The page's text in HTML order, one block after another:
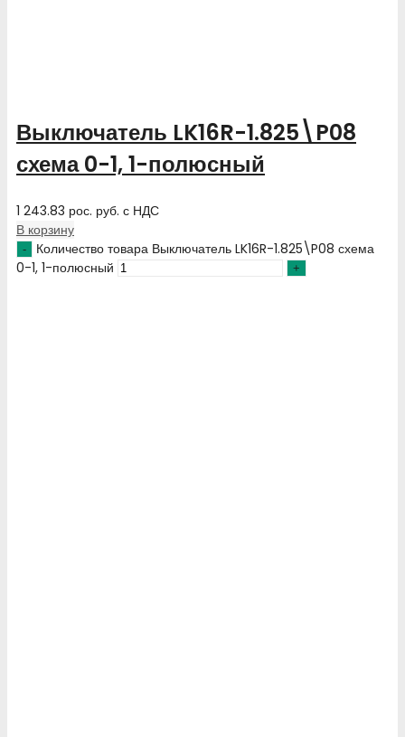
Выключатель LK16R-1.825\P08
схема 0-1, 1-полюсный
1 243.83 рос. руб. с НДС
В корзину
Количество товара Выключатель LK16R-1.825\P08 схема
0-1, 1-полюсный